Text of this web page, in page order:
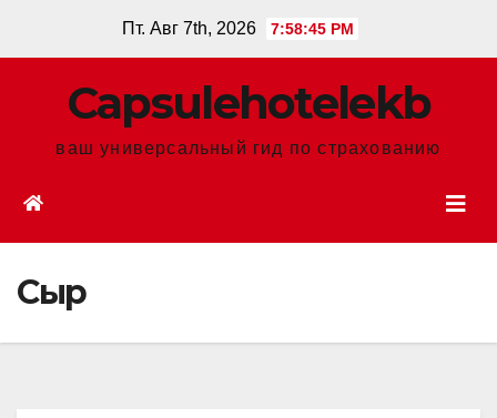
Пт. Авг 7th, 2026 7:58:46 PM
Сapsulehotelekb
ваш универсальный гид по страхованию
Сыр